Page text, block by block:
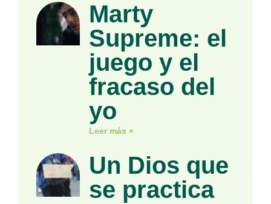
Marty
Supreme: el
juego y el
fracaso del
yo
Leer más »
Un Dios que
se practica